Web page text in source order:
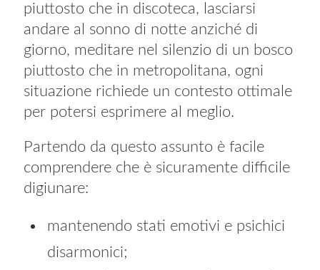
piuttosto che in discoteca, lasciarsi
andare al sonno di notte anziché di
giorno, meditare nel silenzio di un bosco
piuttosto che in metropolitana, ogni
situazione richiede un contesto ottimale
per potersi esprimere al meglio.
Partendo da questo assunto è facile
comprendere che è sicuramente difficile
digiunare:
mantenendo stati emotivi e psichici
disarmonici;